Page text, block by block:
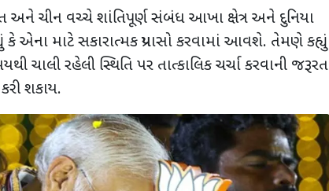
અને ચીન વચ્ચે શાંતિપૂર્ણ સંબંધ આખા ક્ષેત્ર અને દુનિયા
એના માટે સકારાત્મક પ્રયાસો કરવામાં આવશે. તેમણે કહ્યું
ચાલી રહેલી સ્થિતિ પર તાત્કાલિક ચર્ચા કરવાની જરૂરત
શકાય.